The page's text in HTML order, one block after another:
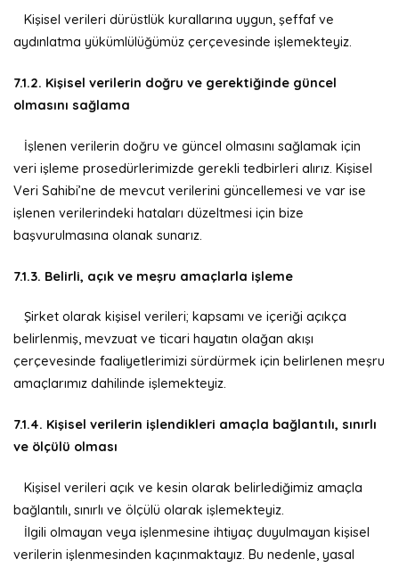
Kişisel verileri dürüstlük kurallarına uygun, şeffaf ve
aydınlatma yükümlülüğümüz çerçevesinde işlemekteyiz.
7.1.2. Kişisel verilerin doğru ve gerektiğinde güncel
olmasını sağlama
İşlenen verilerin doğru ve güncel olmasını sağlamak için
veri işleme prosedürlerimizde gerekli tedbirleri alırız. Kişisel
Veri Sahibi’ne de mevcut verilerini güncellemesi ve var ise
işlenen verilerindeki hataları düzeltmesi için bize
başvurulmasına olanak sunarız.
7.1.3. Belirli, açık ve meşru amaçlarla işleme
Şirket olarak kişisel verileri; kapsamı ve içeriği açıkça
belirlenmiş, mevzuat ve ticari hayatın olağan akışı
çerçevesinde faaliyetlerimizi sürdürmek için belirlenen meşru
amaçlarımız dahilinde işlemekteyiz.
7.1.4. Kişisel verilerin işlendikleri amaçla bağlantılı, sınırlı
ve ölçülü olması
Kişisel verileri açık ve kesin olarak belirlediğimiz amaçla
bağlantılı, sınırlı ve ölçülü olarak işlemekteyiz.
İlgili olmayan veya işlenmesine ihtiyaç duyulmayan kişisel
verilerin işlenmesinden kaçınmaktayız. Bu nedenle, yasal